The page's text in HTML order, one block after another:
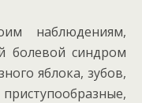
наблюдениям,
болевой синдром
яблока, зубов,